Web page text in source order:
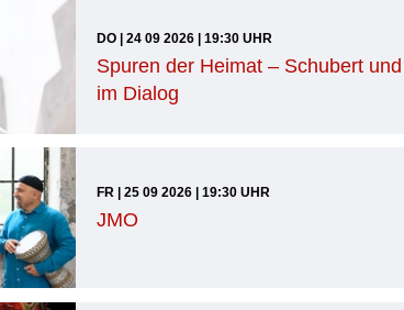
DO | 24 09 2026 | 19:30 UHR
Spuren der Heimat – Schubert
im Dialog
FR | 25 09 2026 | 19:30 UHR
JMO